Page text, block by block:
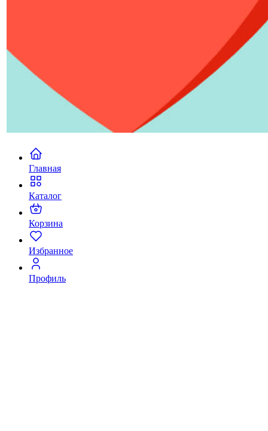
Главная
Каталог
Корзина
Избранное
Профиль